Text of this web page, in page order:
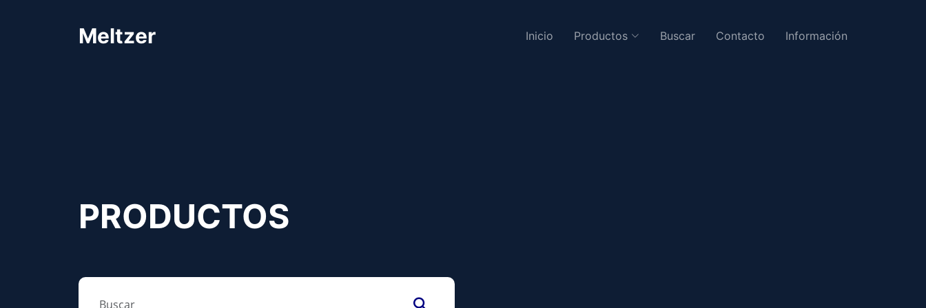
Meltzer Inicio Productos Buscar Contacto Información
PRODUCTOS